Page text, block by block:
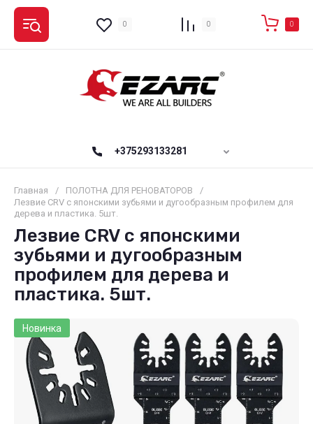
0 0 0
+375293133281
Главная / ПОЛОТНА ДЛЯ РЕНОВАТОРОВ
/
Лезвие CRV с японскими зубьями и дугообразным профилем для
дерева и пластика. 5шт.
Лезвие CRV с японскими
зубьями и дугообразным
профилем для дерева и
пластика. 5шт.
Новинка